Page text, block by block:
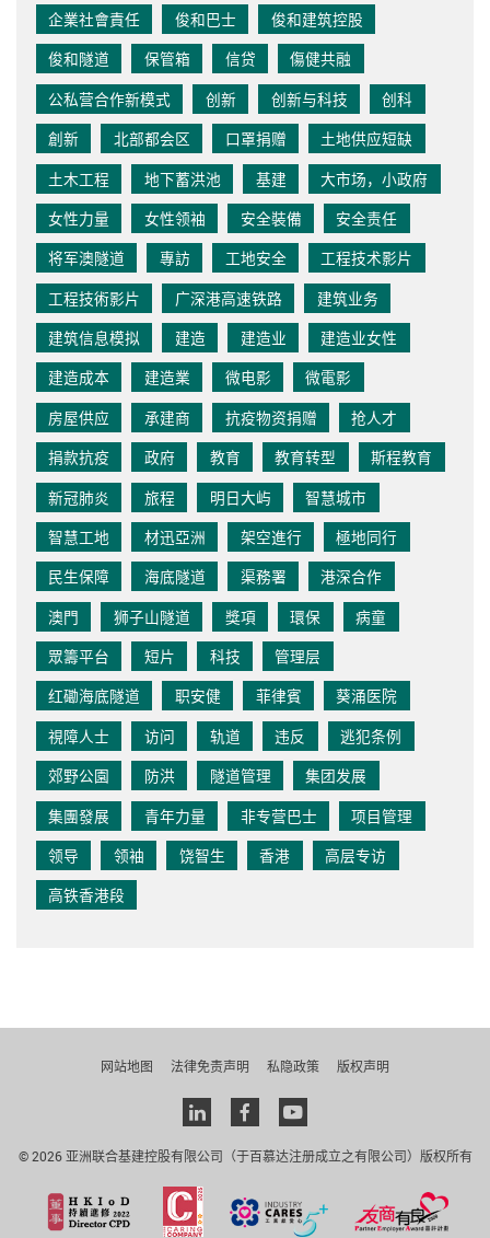
企業社會責任
俊和巴士
俊和建筑控股
俊和隧道
保管箱 信贷
傷健共融
公私营合作新模式
创新 创新与科技
创科
創新
北部都会区 口罩捐赠
土地供应短缺
土木工程
地下蓄洪池 基建
大市场，小政府
女性力量
女性领袖 安全裝備
安全责任
将军澳隧道
專訪 工地安全
工程技术影片
工程技術影片
广深港高速铁路
建筑业务
建筑信息模拟
建造 建造业
建造业女性
建造成本
建造業 微电影
微電影
房屋供应
承建商 抗疫物资捐赠
抢人才
捐款抗疫
政府 教育 教育转型
斯程教育
新冠肺炎
旅程 明日大屿
智慧城市
智慧工地
材迅亞洲 架空進行
極地同行
民生保障
海底隧道 渠務署
港深合作
澳門
狮子山隧道 獎項 環保
病童
眾籌平台
短片 科技
管理层
红磡海底隧道
职安健 菲律賓
葵涌医院
視障人士
访问 轨道 违反
逃犯条例
郊野公園
防洪 隧道管理
集团发展
集團發展
青年力量 非专营巴士
项目管理
领导
领袖 饶智生 香港
高层专访
高铁香港段
网站地图 法律免责声明 私隐政策 版权声明
Linkedinfacebookyoutube
© 2026 亚洲联合基建控股有限公司（于百慕达注册成立之有限公司）版权所有